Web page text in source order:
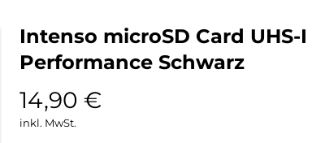
Intenso microSD Card UHS-I
Performance Schwarz
14,90 €
inkl. MwSt.